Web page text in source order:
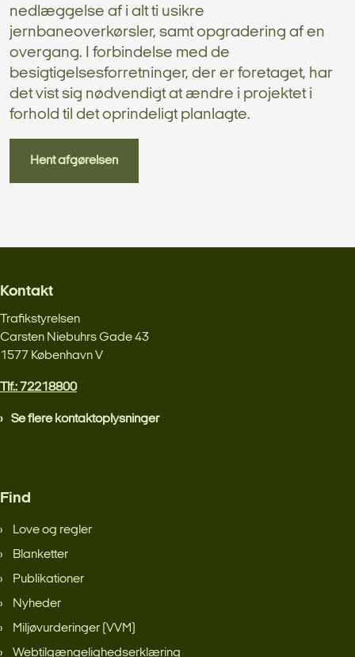
nedlæggelse af i alt ti usikre
jernbaneoverkørsler, samt opgradering af en
overgang. I forbindelse med de
besigtigelsesforretninger, der er foretaget, har
det vist sig nødvendigt at ændre i projektet i
forhold til det oprindeligt planlagte.
Hent afgørelsen
Kontakt
Trafikstyrelsen
Carsten Niebuhrs Gade 43
1577 København V
Tlf.: 72218800
Se flere kontaktoplysninger
Find
Love og regler
Blanketter
Publikationer
Nyheder
Miljøvurderinger (VVM)
Webtilgængelighedserklæring